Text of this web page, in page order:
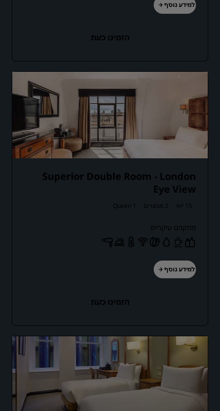
למידע נוסף
הזמינו כעת
Superior Double Room - London
Eye View
15 m² 2 מבוגרים 1 Queen
מתקנים עיקריים
למידע נוסף
הזמינו כעת